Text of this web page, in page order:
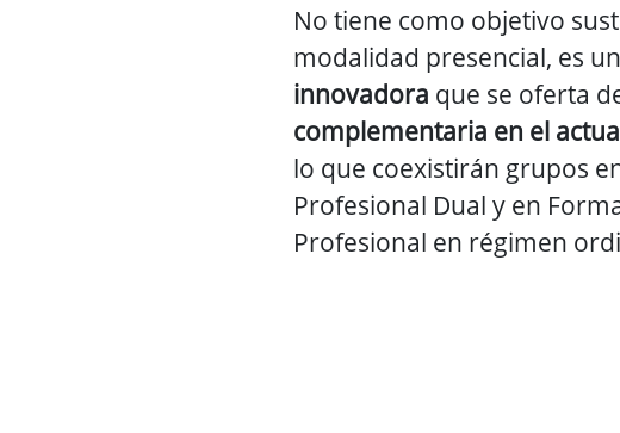
No tiene como objetivo
modalidad presencial, es
innovadora que se oferta
complementaria en el
lo que coexistirán grupos
Profesional Dual y en
Profesional en régimen